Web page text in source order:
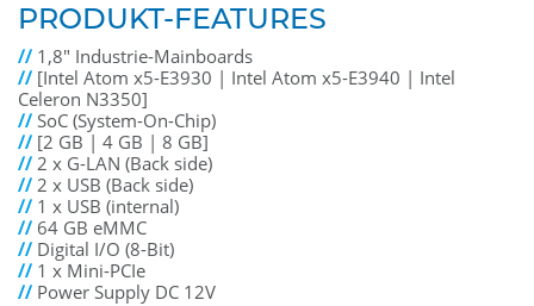
PRODUKT-FEATURES
// 1,8" Industrie-Mainboards
// [Intel Atom x5-E3930 | Intel Atom x5-E3940 | Intel
Celeron N3350]
//SoC (System-On-Chip)
// [2 GB | 4 GB | 8 GB]
//2 x G-LAN (Back side)
//2 x USB (Back side)
// 1 x USB (internal)
// 64 GB eMMC
// Digital I/O (8-Bit)
// 1 x Mini-PCIe
// Power Supply DC 12V